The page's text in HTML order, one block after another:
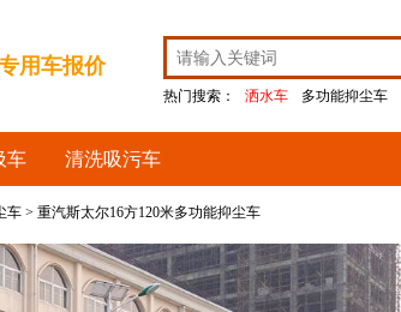
用车报价
热门搜索： 洒水车 多功能抑尘车
车 清洗吸污车
车> 重汽斯太尔16方120米多功能抑尘车